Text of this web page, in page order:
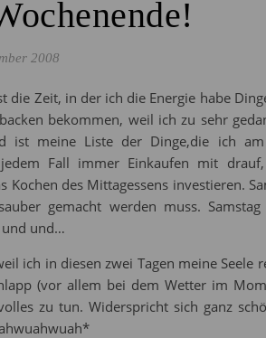
2008
die Zeit, in der ich die Energie habe
bekommen, weil ich zu sehr
ist meine Liste der Dinge,die ich am
Fall immer Einkaufen mit
des Mittagessens investieren.
gemacht werden muss.
und und…
ich in diesen zwei Tagen meine Seele
(vor allem bei dem Wetter im
zu tun. Widerspricht sich ganz